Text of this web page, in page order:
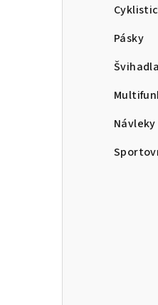
Pásky
Švihadla
Návleky